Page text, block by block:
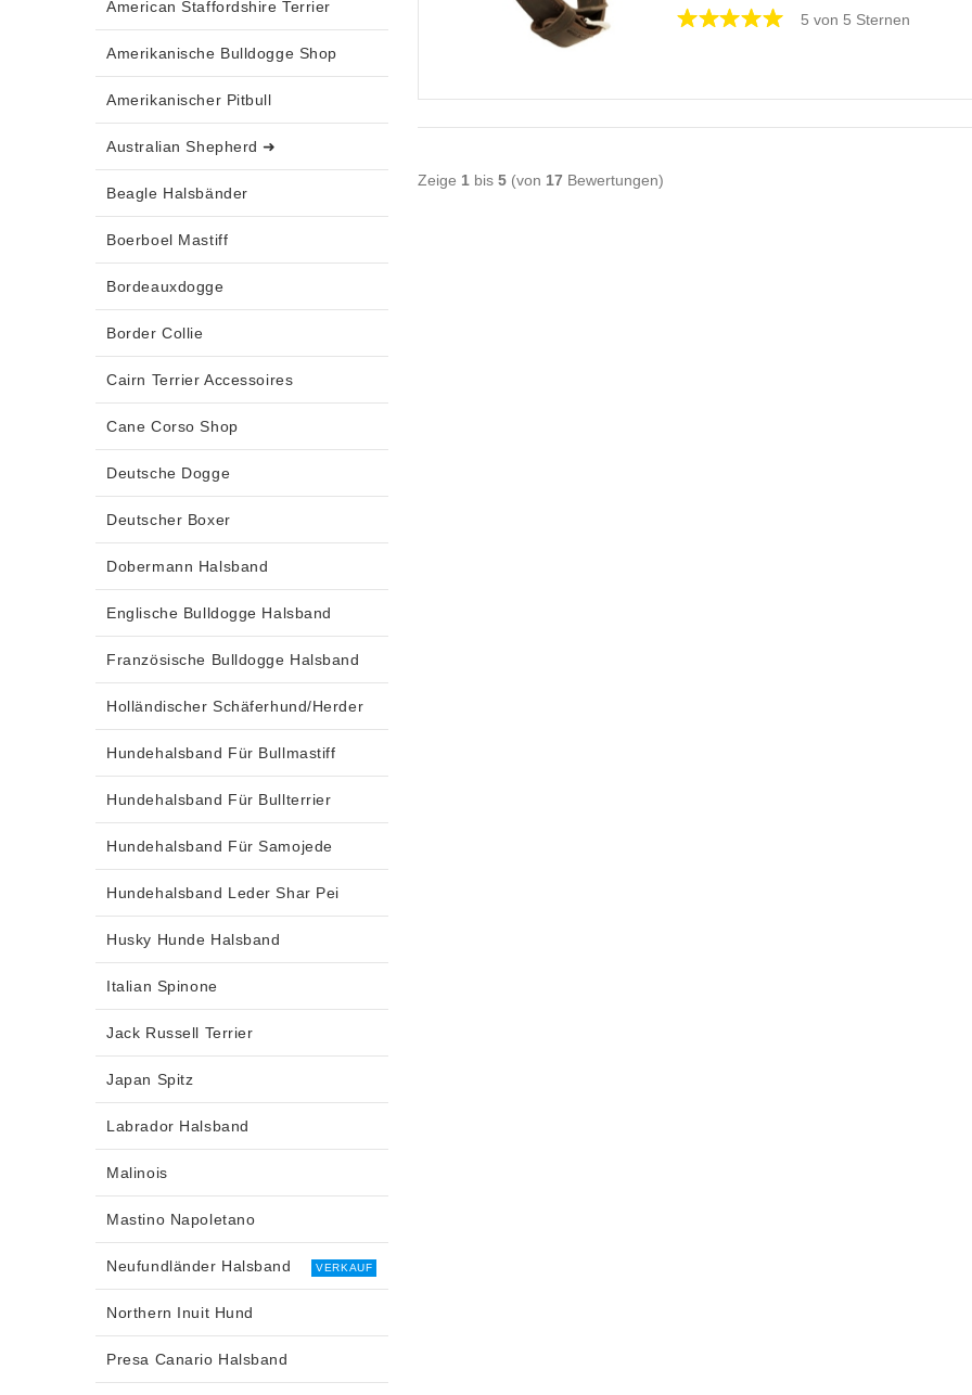
5 von 5 Sternen
Zeige 1 bis 5(von 17Bewertungen)
American Staffordshire Terrier
Amerikanische Bulldogge Shop
Amerikanischer Pitbull
Australian Shepherd ➜
Beagle Halsbänder
Boerboel Mastiff
Bordeauxdogge
Border Collie
Cairn Terrier Accessoires
Cane Corso Shop
Deutsche Dogge
Deutscher Boxer
Dobermann Halsband
Englische Bulldogge Halsband
Französische Bulldogge Halsband
Holländischer Schäferhund/Herder
Hundehalsband Für Bullmastiff
Hundehalsband Für Bullterrier
Hundehalsband Für Samojede
Hundehalsband Leder Shar Pei
Husky Hunde Halsband
Italian Spinone
Jack Russell Terrier
Japan Spitz
Labrador Halsband
Malinois
Mastino Napoletano
Neufundländer Halsband VERKAUF
Northern Inuit Hund
Presa Canario Halsband